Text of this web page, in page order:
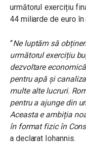
următorul exercițiu
44 miliarde de euroîn
”Ne luptăm să
următorul exercițiu
dezvoltare
pentru apă și
multe alte lucruri.
pentru a ajunge din
Aceasta e ambiția
în format fizic în
a declarat Iohannis.